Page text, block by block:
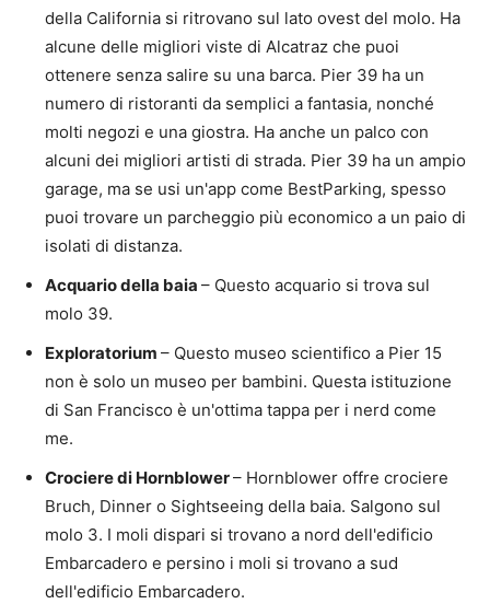
della California si ritrovano sul lato ovest del molo. Ha
alcune delle migliori viste di Alcatraz che puoi
ottenere senza salire su una barca. Pier 39 ha un
numero di ristoranti da semplici a fantasia, nonché
molti negozi e una giostra. Ha anche un palco con
alcuni dei migliori artisti di strada. Pier 39 ha un ampio
garage, ma se usi un'app come BestParking, spesso
puoi trovare un parcheggio più economico a un paio di
isolati di distanza.
Acquario della baia – Questo acquario si trova sul
molo 39.
Exploratorium – Questo museo scientifico a Pier 15
non è solo un museo per bambini. Questa istituzione
di San Francisco è un'ottima tappa per i nerd come
me.
Crociere di Hornblower– Hornblower offre crociere
Bruch, Dinner o Sightseeing della baia. Salgono sul
molo 3. I moli dispari si trovano a nord dell'edificio
Embarcadero e persino i moli si trovano a sud
dell'edificio Embarcadero.